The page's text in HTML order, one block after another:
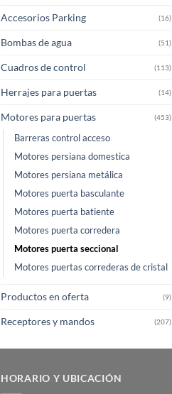
Accesorios Parking (16)
Bombas de agua (51)
Cuadros de control (113)
Herrajes para puertas (14)
Motores para puertas (453)
Barreras control acceso
Motores persiana domestica
Motores persiana metálica
Motores puerta basculante
Motores puerta batiente
Motores puerta corredera
Motores puerta seccional
Motores puertas correderas de cristal
Productos en oferta (9)
Receptores y mandos (207)
HORARIO Y UBICACIÓN